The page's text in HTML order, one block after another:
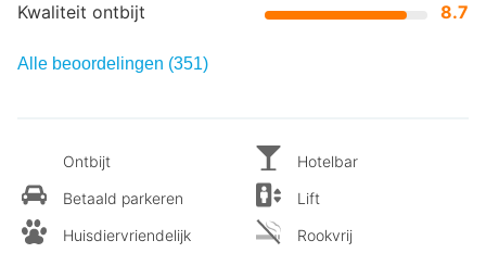
Kwaliteit ontbijt
8.7
Alle beoordelingen (351)
Ontbijt
Betaald parkeren
Huisdiervriendelijk
Hotelbar
Lift
Rookvrij